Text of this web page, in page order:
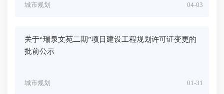
04-03
城市规划
关于“瑞泉文苑二期”项目建设工程规划许可证变更的
批前公示
01-31
城市规划